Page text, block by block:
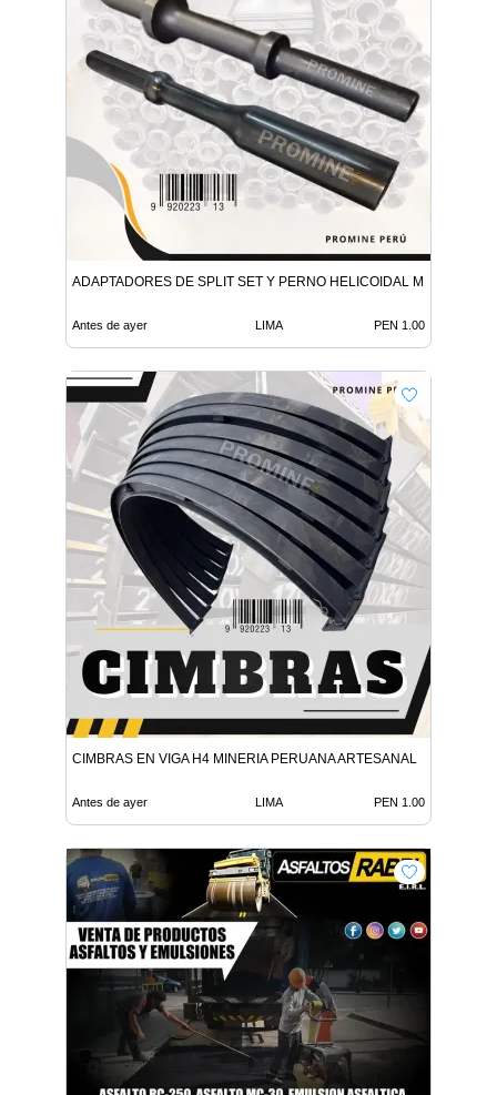
ADAPTADORES DE SPLIT SET Y PERNO HELICOIDAL MINERIA
Antes de ayer LIMA PEN 1.00
CIMBRAS EN VIGA H4 MINERIA PERUANA ARTESANAL
Antes de ayer LIMA PEN 1.00